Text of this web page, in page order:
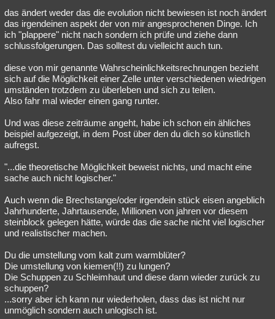
Astronomie Helpdesk Gruppen Gaming Filme
Musik Clash Verbesserungen Allmystery English
Besucht Teilgenommen Alle Neue Geschlossen
Lesenswert Schlüsselwörter
das ändert weder das die evolution nicht bewiesen ist noch ändert
das irgendeinen aspekt der von mir angesprochenen Dinge. Ich
ich "plappere" nicht nach sondern ich prüfe und ziehe dann
schlussfolgerungen. Das solltest du vielleicht auch tun.
diese von mir genannte Wahrscheinlichkeitsrechnungen bezieht
sich auf die Möglichkeit einer Zelle unter verschiedenen wiedrigen
umständen trotzdem zu überleben und sich zu teilen.
Also fahr mal wieder einen gang runter.
Und was diese zeiträume angeht, habe ich schon ein ähliches
beispiel aufgezeigt, in dem Post über den du dich so künstlich
aufregst.
"...die theoretische Möglichkeit beweist nichts, und macht eine
sache auch nicht logischer."
Auch wenn die Brechstange/oder irgendein stück eisen angeblich
Jahrhunderte, Jahrtausende, Millionen von jahren vor diesem
steinblock gelegen hätte, würde das die sache nicht viel logischer
und realistischer machen.
Du die umstellung vom kalt zum warmblüter?
Die umstellung von kiemen(!!) zu lungen?
Die Schuppen zu Schleimhaut und diese dann wieder zurück zu
schuppen?
...sorry aber ich kann nur wiederholen, dass das ist nicht nur
unmöglich sondern auch unlogisch ist.